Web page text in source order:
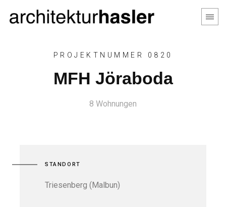
PROJEKTNUMMER 0820
MFH Jöraboda
8 Wohnungen
STANDORT
Triesenberg (Malbun)